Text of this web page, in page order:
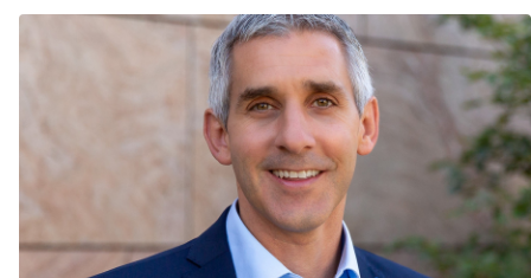
Teams
Arbeiten in Liechtenstein